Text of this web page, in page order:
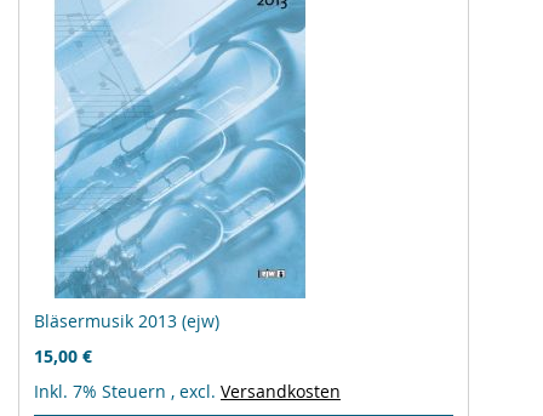
Bläsermusik 2013 (ejw)
15,00 €
Inkl. 7% Steuern , excl. Versandkosten